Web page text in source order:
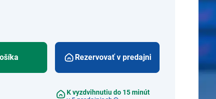
Rezervovať v predajni
K vyzdvihnutiu do 15 minút